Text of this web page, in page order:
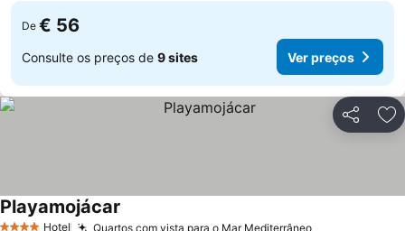
De € 56
Consulte os preços de 9 sites Ver preços
Partilhar
Hotel Quartos com vista para o Mar Mediterrâneo
Playamojácar